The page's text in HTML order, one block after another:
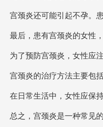
宫颈炎还可能引起不孕。
最后，患有宫颈炎的女性
为了预防宫颈炎，女性应
宫颈炎的治疗方法主要包
在日常生活中，女性应保
总之，宫颈炎是一种常见